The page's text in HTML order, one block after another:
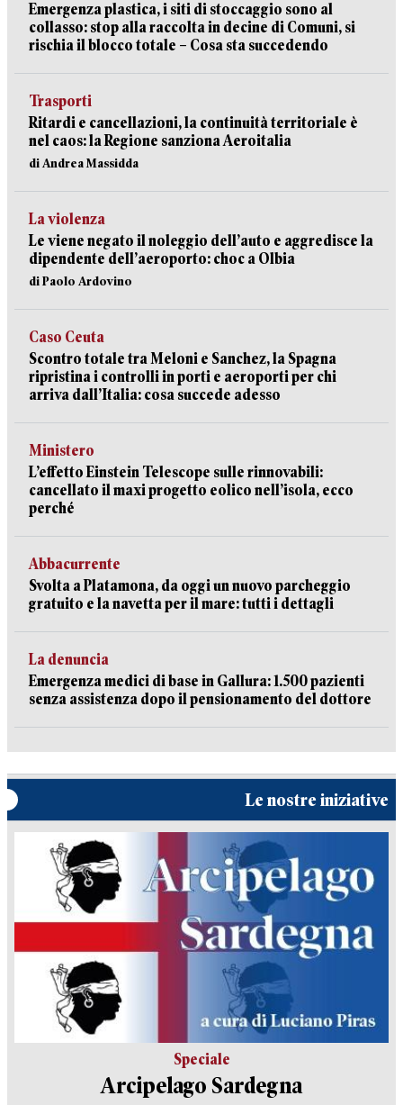
Emergenza plastica, i siti di stoccaggio sono al
collasso: stop alla raccolta in decine di Comuni, si
rischia il blocco totale – Cosa sta succedendo
Trasporti
Ritardi e cancellazioni, la continuità territoriale è
nel caos: la Regione sanziona Aeroitalia
di Andrea Massidda
La violenza
Le viene negato il noleggio dell’auto e aggredisce la
dipendente dell’aeroporto: choc a Olbia
di Paolo Ardovino
Caso Ceuta
Scontro totale tra Meloni e Sanchez, la Spagna
ripristina i controlli in porti e aeroporti per chi
arriva dall’Italia: cosa succede adesso
Ministero
L’effetto Einstein Telescope sulle rinnovabili:
cancellato il maxi progetto eolico nell’isola, ecco
perché
Abbacurrente
Svolta a Platamona, da oggi un nuovo parcheggio
gratuito e la navetta per il mare: tutti i dettagli
La denuncia
Emergenza medici di base in Gallura: 1.500 pazienti
senza assistenza dopo il pensionamento del dottore
Le nostre iniziative
Speciale
Arcipelago Sardegna